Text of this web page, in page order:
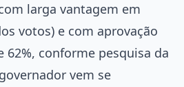
larga vantagem em
votos) e com aprovação
62%, conforme pesquisa da
vem se